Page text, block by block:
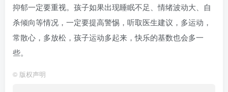
抑郁一定要重视。孩子如果出现睡眠不足、情绪波动大、自
杀倾向等情况，一定要提高警惕，听取医生建议，多运动，
常散心，多放松，孩子运动多起来，快乐的基数也会多一
些。
© 版权声明